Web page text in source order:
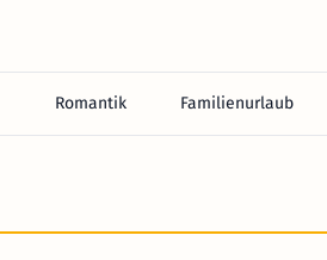
Romantik Familienurlaub